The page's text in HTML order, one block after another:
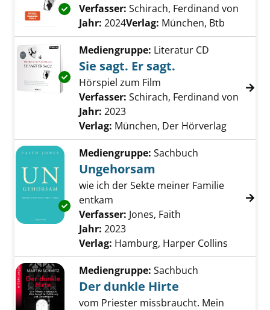
Exemplar-Details von Sie sagt. Er sagt.
Verfasser: Schirach, Ferdinand von
Jahr: 2024Verlag: München, Btb
Exemplar-Details von Sie sagt. Er sagt.
Mediengruppe: Literatur CD
Sie sagt. Er sagt.
Hörspiel zum Film
Verfasser: Schirach, Ferdinand von
Jahr: 2023
Verlag: München, Der Hörverlag
Exemplar-Details von Ungehorsam anzeigen
Mediengruppe: Sachbuch
Ungehorsam
wie ich der Sekte meiner Familie
entkam
Verfasser: Jones, Faith
Jahr: 2023
Verlag: Hamburg, Harper Collins
Mediengruppe: Sachbuch
Der dunkle Hirte
vom Priester missbraucht. Mein